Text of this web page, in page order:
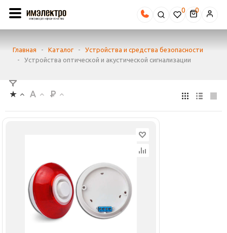
0
Главная - Каталог -
Устройства и средства безопасности
-
Устройства оптической и акустической сигнализации